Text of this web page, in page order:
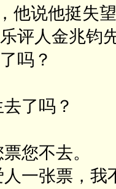
他说他挺失
评人金兆钧
吗？
了吗？
您不去。
一张票，